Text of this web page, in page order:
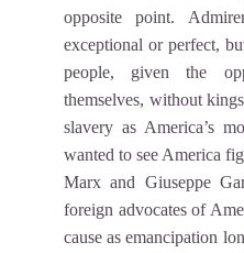
opposite point.
exceptional or perfect,
people, given the
themselves, without
slavery as America’s
wanted to see America
Marx and Giuseppe
foreign advocates of
cause as emancipation